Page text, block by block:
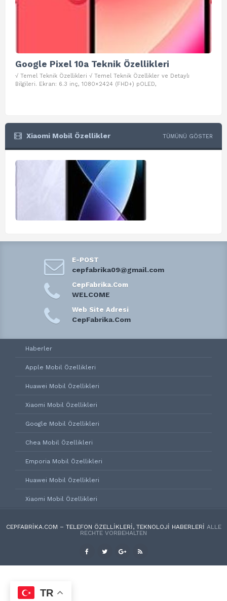
Google Pixel 10a Teknik Özellikleri
√ Temel Teknik Özellikleri √ Temel Teknik Özellikler ve Detaylı
Bilgileri. Ekran: 6.3 inç, 1080×2424 (FHD+) pOLED,
Xiaomi Mobil Özellikler TÜMÜNÜ GÖSTER
E-POST
cepfabrika09@gmail.com
CepFabrika.Com
WELCOME
Web Site Adresi
CepFabrika.Com
Haberler
Apple Mobil Özellikleri
Huawei Mobil Özellikleri
Xiaomi Mobil Özellikleri
Google Mobil Özellikleri
Chea Mobil Özellikleri
Emporia Mobil Özellikleri
Huawei Mobil Özellikleri
Xiaomi Mobil Özellikleri
CEPFABRIKA.COM – TELEFON ÖZELLIKLERI, TEKNOLOJI HABERLERI ALLE
RECHTE VORBEHALTEN
TR